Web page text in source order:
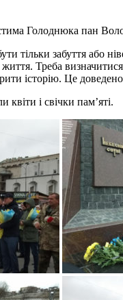
Голоднюка пан
тільки забуття або
Треба
історію. Це
і свічки пам’яті.